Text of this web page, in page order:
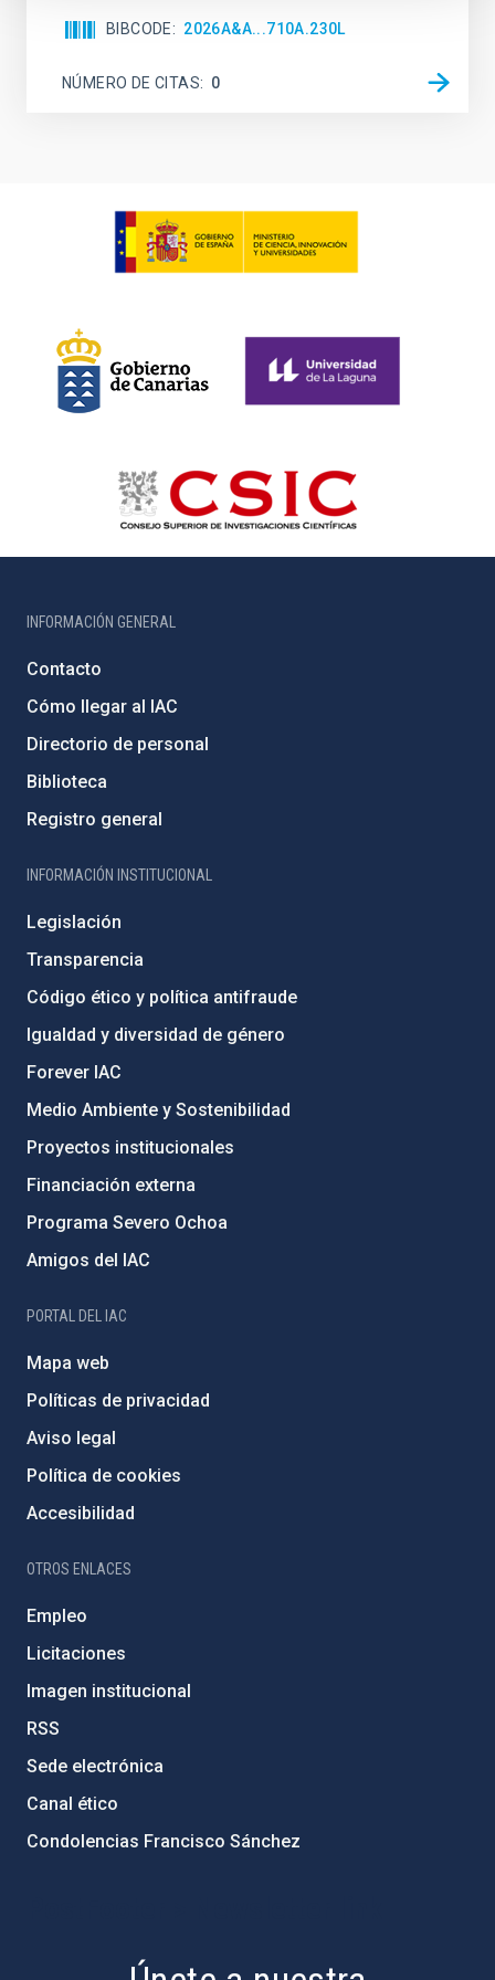
BIBCODE 2026A&A...710A.230L
NÚMERO DE CITAS 0
INFORMACIÓN GENERAL
Contacto
Cómo llegar al IAC
Directorio de personal
Biblioteca
Registro general
INFORMACIÓN INSTITUCIONAL
Legislación
Transparencia
Código ético y política antifraude
Igualdad y diversidad de género
Forever IAC
Medio Ambiente y Sostenibilidad
Proyectos institucionales
Financiación externa
Programa Severo Ochoa
Amigos del IAC
PORTAL DEL IAC
Mapa web
Políticas de privacidad
Aviso legal
Política de cookies
Accesibilidad
OTROS ENLACES
Empleo
Licitaciones
Imagen institucional
RSS
Sede electrónica
Canal ético
Condolencias Francisco Sánchez